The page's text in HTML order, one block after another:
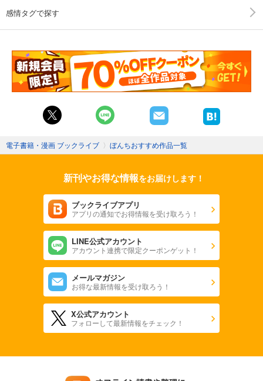
感情タグで探す
電子書籍・漫画 ブックライブ 〉 ぼんちおすすめ作品一覧
新刊やお得な情報をお届けします！
ブックライブアプリ
アプリの通知でお得情報を受け取ろう！
LINE公式アカウント
アカウント連携で限定クーポンゲット！
メールマガジン
お得な最新情報を受け取ろう！
X公式アカウント
フォローして最新情報をチェック！